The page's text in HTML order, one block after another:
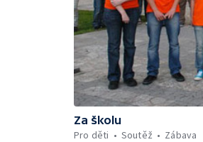
Za školu
Pro děti
Soutěž Zábava